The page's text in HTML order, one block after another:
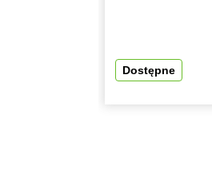
Dostępne